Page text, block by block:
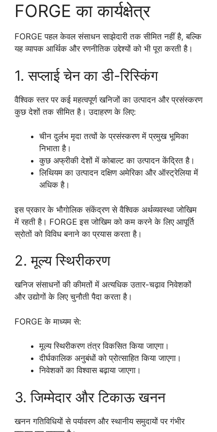
FORGE का कार्यक्षेत्र
FORGE पहल केवल संसाधन साझेदारी तक सीमित नहीं है, बल्कि
यह व्यापक आर्थिक और रणनीतिक उद्देश्यों को भी पूरा करती है।
1. सप्लाई चेन का डी-रिस्किंग
वैश्विक स्तर पर कई महत्वपूर्ण खनिजों का उत्पादन और प्रसंस्करण
कुछ देशों तक सीमित है। उदाहरण के लिए:
चीन दुर्लभ मृदा तत्वों के प्रसंस्करण में प्रमुख भूमिका
निभाता है।
कुछ अफ्रीकी देशों में कोबाल्ट का उत्पादन केंद्रित है।
लिथियम का उत्पादन दक्षिण अमेरिका और ऑस्ट्रेलिया में
अधिक है।
इस प्रकार के भौगोलिक संकेंद्रण से वैश्विक अर्थव्यवस्था जोखिम
में रहती है। FORGE इस जोखिम को कम करने के लिए आपूर्ति
स्रोतों को विविध बनाने का प्रयास करता है।
2. मूल्य स्थिरीकरण
खनिज संसाधनों की कीमतों में अत्यधिक उतार-चढ़ाव निवेशकों
और उद्योगों के लिए चुनौती पैदा करता है।
FORGE के माध्यम से:
मूल्य स्थिरीकरण तंत्र विकसित किया जाएगा।
दीर्घकालिक अनुबंधों को प्रोत्साहित किया जाएगा।
निवेशकों का विश्वास बढ़ाया जाएगा।
3. जिम्मेदार और टिकाऊ खनन
खनन गतिविधियों से पर्यावरण और स्थानीय समुदायों पर गंभीर